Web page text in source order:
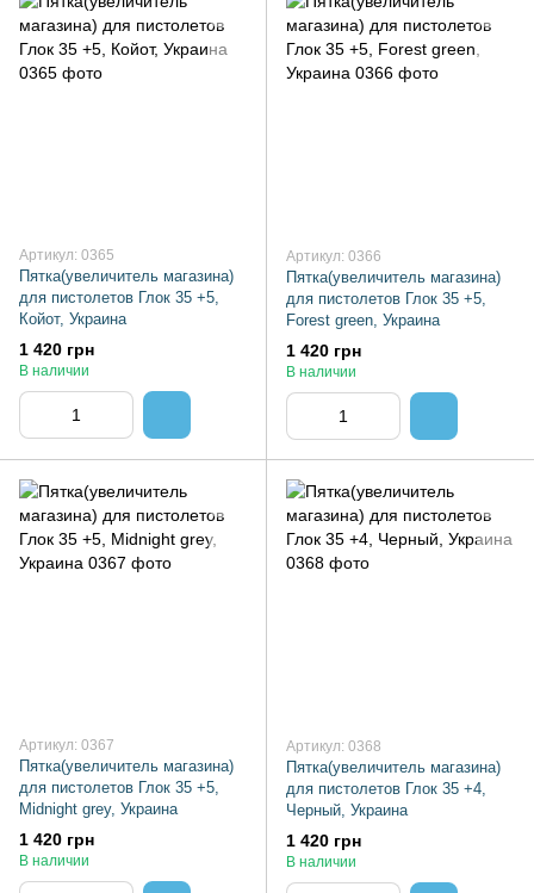
Артикул: 0365
Пятка(увеличитель магазина)
для пистолетов Глок 35 +5,
Койот, Украина
1 420 грн
В наличии
Артикул: 0366
Пятка(увеличитель магазина)
для пистолетов Глок 35 +5,
Forest green, Украина
1 420 грн
В наличии
Артикул: 0367
Пятка(увеличитель магазина)
для пистолетов Глок 35 +5,
Midnight grey, Украина
1 420 грн
В наличии
Артикул: 0368
Пятка(увеличитель магазина)
для пистолетов Глок 35 +4,
Черный, Украина
1 420 грн
В наличии